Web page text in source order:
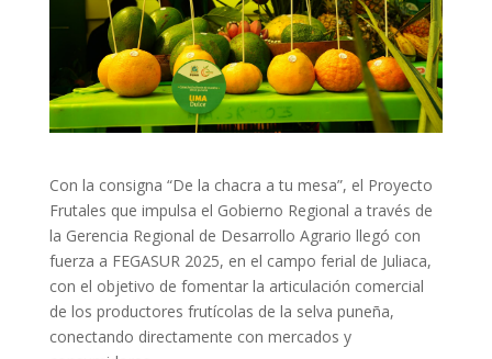
Con la consigna “De la chacra a tu mesa”, el Proyecto
Frutales que impulsa el Gobierno Regional a través de
la Gerencia Regional de Desarrollo Agrario llegó con
fuerza a FEGASUR 2025, en el campo ferial de Juliaca,
con el objetivo de fomentar la articulación comercial
de los productores frutícolas de la selva puneña,
conectando directamente con mercados y